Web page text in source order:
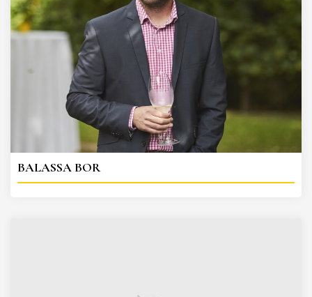
BALASSA BOR